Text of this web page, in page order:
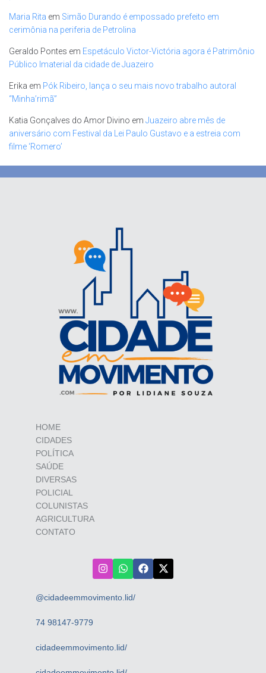
Maria Rita em Simão Durando é empossado prefeito em
cerimônia na periferia de Petrolina
Geraldo Pontes em Espetáculo Victor-Victória agora é Patrimônio
Público Imaterial da cidade de Juazeiro
Erika em Pók Ribeiro, lança o seu mais novo trabalho autoral
“Minha’rimã”
Katia Gonçalves do Amor Divino em Juazeiro abre mês de
aniversário com Festival da Lei Paulo Gustavo e a estreia com
filme ‘Romero’
HOME
CIDADES
POLÍTICA
SAÚDE
DIVERSAS
POLICIAL
COLUNISTAS
AGRICULTURA
CONTATO
@cidadeemmovimento.lid/
74 98147-9779
cidadeemmovimento.lid/